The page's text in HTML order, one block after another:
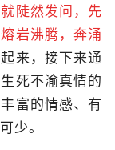
陡然发问，先
岩沸腾，奔涌
来，接下来通
死不渝真情的
富的情感、有
少。